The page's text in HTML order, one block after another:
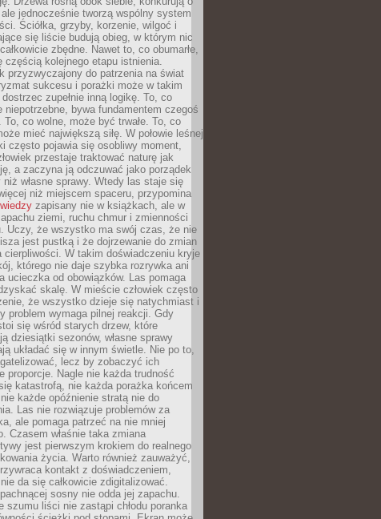
ale jednocześnie tworzą wspólny system
Ściółka, grzyby, korzenie, wilgoć i
się liście budują obieg, w którym nic
zbędne. Nawet to, co obumarłe,
częścią kolejnego etapu istnienia.
przyzwyczajony do patrzenia na świat
sukcesu i porażki może w takim
zupełnie inną logikę. To, co
niepotrzebne, bywa fundamentem czegoś
To, co wolne, może być trwałe. To, co
mieć największą siłę. W połowie leśnej
często pojawia się osobliwy moment,
przestaje traktować naturę jak
a zaczyna ją odczuwać jako porządek
własne sprawy. Wtedy las staje się
niż miejscem spaceru, przypomina
zapisany nie w książkach, ale w
ziemi, ruchu chmur i zmienności
Uczy, że wszystko ma swój czas, że nie
jest pustką i że dojrzewanie do zmian
cierpliwości. W takim doświadczeniu kryje
którego nie daje szybka rozrywka ani
ucieczka od obowiązków. Las pomaga
skalę. W mieście człowiek często
że wszystko dzieje się natychmiast i
problem wymaga pilnej reakcji. Gdy
się wśród starych drzew, które
dziesiątki sezonów, własne sprawy
układać się w innym świetle. Nie po to,
lecz by zobaczyć ich
proporcje. Nagle nie każda trudność
katastrofą, nie każda porażka końcem
każde opóźnienie stratą nie do
Las nie rozwiązuje problemów za
ale pomaga patrzeć na nie mniej
Czasem właśnie taka zmiana
jest pierwszym krokiem do realnego
życia. Warto również zauważyć,
kontakt z doświadczeniem,
da się całkowicie zdigitalizować.
sosny nie odda jej zapachu.
szumu liści nie zastąpi chłodu poranka